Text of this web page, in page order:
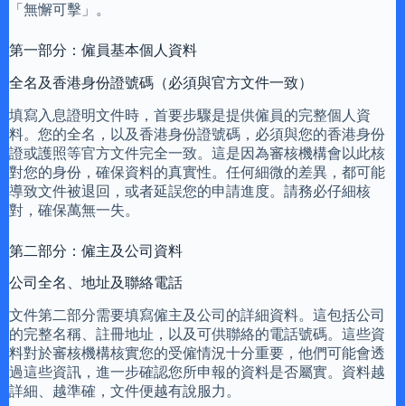
「無懈可擊」。
第一部分：僱員基本個人資料
全名及香港身份證號碼（必須與官方文件一致）
填寫入息證明文件時，首要步驟是提供僱員的完整個人資
料。您的全名，以及香港身份證號碼，必須與您的香港身份
證或護照等官方文件完全一致。這是因為審核機構會以此核
對您的身份，確保資料的真實性。任何細微的差異，都可能
導致文件被退回，或者延誤您的申請進度。請務必仔細核
對，確保萬無一失。
第二部分：僱主及公司資料
公司全名、地址及聯絡電話
文件第二部分需要填寫僱主及公司的詳細資料。這包括公司
的完整名稱、註冊地址，以及可供聯絡的電話號碼。這些資
料對於審核機構核實您的受僱情況十分重要，他們可能會透
過這些資訊，進一步確認您所申報的資料是否屬實。資料越
詳細、越準確，文件便越有說服力。